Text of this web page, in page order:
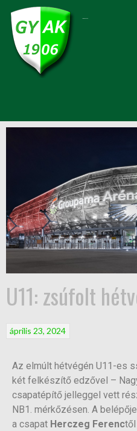
U11: zsúfolt
április 23, 2024
Az elmúlt hétvégén U11-es
két felkészítő edzővel –
csapatépítő jelleggel vett
NB1. mérkőzésen. A
a csapat Herczeg Ferenctől